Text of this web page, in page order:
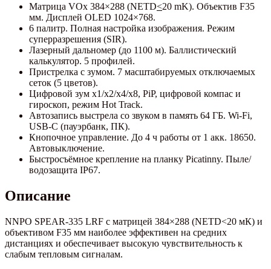
Матрица VOx 384×288 (NETD<20 mK). Объектив F35
мм. Дисплей OLED 1024×768.
6 палитр. Полная настройка изображения. Режим
суперразрешения (SIR).
Лазерный дальномер (до 1100 м). Баллистический
калькулятор. 5 профилей.
Пристрелка с зумом. 7 масштабируемых отключаемых
сеток (5 цветов).
Цифровой зум x1/x2/x4/x8, PiP, цифровой компас и
гироскоп, режим Hot Track.
Автозапись выстрела со звуком в память 64 ГБ. Wi-Fi,
USB-C (пауэрбанк, ПК).
Кнопочное управление. До 4 ч работы от 1 акк. 18650.
Автовыключение.
Быстросъёмное крепление на планку Picatinny. Пыле/
водозащита IP67.
Описание
NNPO SPEAR-335 LRF с матрицей 384×288 (NETD<20 мК) и
объективом F35 мм наиболее эффективен на средних
дистанциях и обеспечивает высокую чувствительность к
слабым тепловым сигналам.